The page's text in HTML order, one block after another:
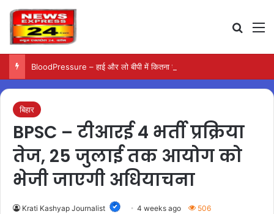
बिहार
BPSC – टीआरई 4 भर्ती प्रक्रिया
तेज, 25 जुलाई तक आयोग को
भेजी जाएगी अधियाचना
Krati Kashyap Journalist 4 weeks ago 506